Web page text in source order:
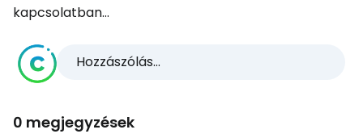
kapcsolatban...
Hozzászólás...
0 megjegyzések